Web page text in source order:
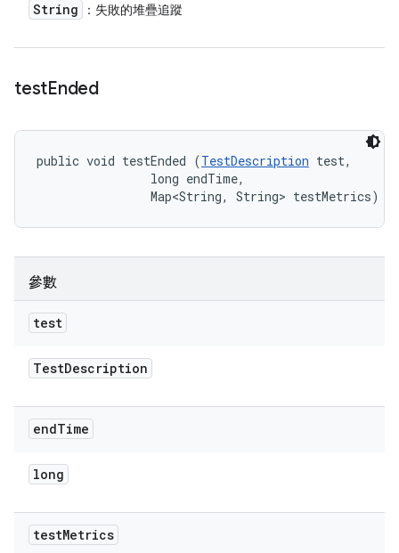
String ：失敗的堆疊追蹤
testEnded
public void testEnded (TestDescription test,
                long endTime,
                Map<String, String> testMetrics)
參數
test
TestDescription
endTime
long
testMetrics